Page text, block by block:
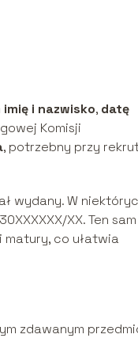
imię i nazwisko, datę
Komisji
, potrzebny przy
wydany. W
XX. Ten sam
matury, co ułatwia
zdawanym